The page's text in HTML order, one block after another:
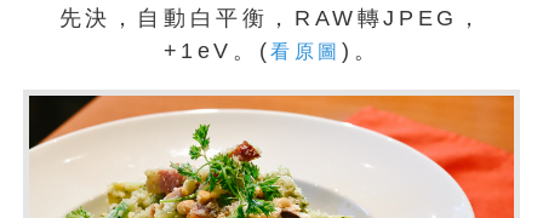
先決，自動白平衡，RAW轉JPEG，
+1eV。(看原圖 )。